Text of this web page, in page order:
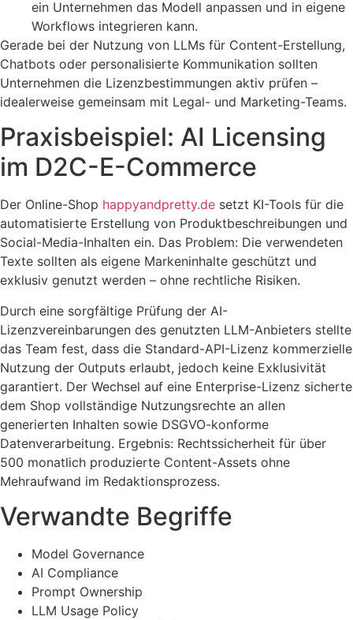
ein Unternehmen das Modell anpassen und in eigene
Workflows integrieren kann.
Gerade bei der Nutzung von LLMs für Content-Erstellung,
Chatbots oder personalisierte Kommunikation sollten
Unternehmen die Lizenzbestimmungen aktiv prüfen –
idealerweise gemeinsam mit Legal- und Marketing-Teams.
Praxisbeispiel: AI Licensing
im D2C-E-Commerce
Der Online-Shop happyandpretty.de setzt KI-Tools für die
automatisierte Erstellung von Produktbeschreibungen und
Social-Media-Inhalten ein. Das Problem: Die verwendeten
Texte sollten als eigene Markeninhalte geschützt und
exklusiv genutzt werden – ohne rechtliche Risiken.
Durch eine sorgfältige Prüfung der AI-
Lizenzvereinbarungen des genutzten LLM-Anbieters stellte
das Team fest, dass die Standard-API-Lizenz kommerzielle
Nutzung der Outputs erlaubt, jedoch keine Exklusivität
garantiert. Der Wechsel auf eine Enterprise-Lizenz sicherte
dem Shop vollständige Nutzungsrechte an allen
generierten Inhalten sowie DSGVO-konforme
Datenverarbeitung. Ergebnis: Rechtssicherheit für über
500 monatlich produzierte Content-Assets ohne
Mehraufwand im Redaktionsprozess.
Verwandte Begriffe
Model Governance
AI Compliance
Prompt Ownership
LLM Usage Policy